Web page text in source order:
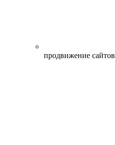
продвижение сайтов